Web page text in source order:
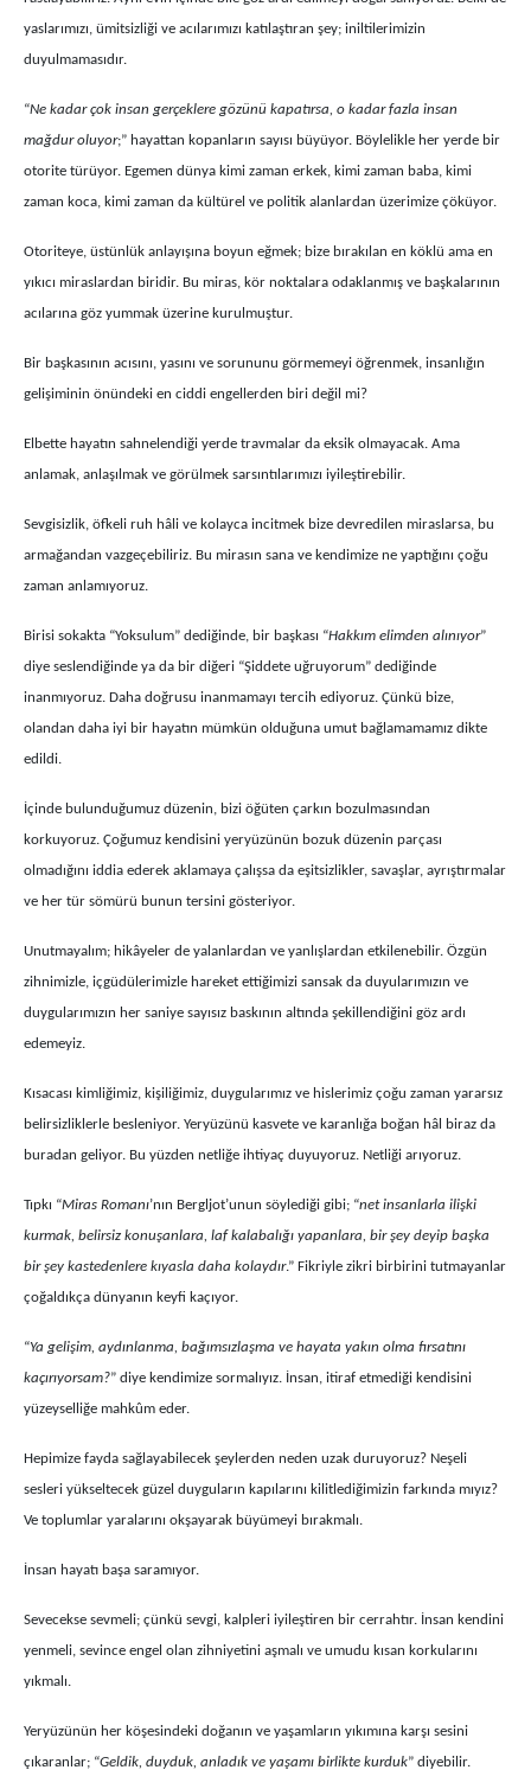
yaslarımızı, ümitsizliği ve acılarımızı katılaştıran şey; iniltilerimizin
duyulmamasıdır.
“Ne kadar çok insan gerçeklere gözünü kapatırsa, o kadar fazla insan
mağdur oluyor;” hayattan kopanların sayısı büyüyor. Böylelikle her yerde bir
otorite türüyor. Egemen dünya kimi zaman erkek, kimi zaman baba, kimi
zaman koca, kimi zaman da kültürel ve politik alanlardan üzerimize çöküyor.
Otoriteye, üstünlük anlayışına boyun eğmek; bize bırakılan en köklü ama en
yıkıcı miraslardan biridir. Bu miras, kör noktalara odaklanmış ve başkalarının
acılarına göz yummak üzerine kurulmuştur.
Bir başkasının acısını, yasını ve sorununu görmemeyi öğrenmek, insanlığın
gelişiminin önündeki en ciddi engellerden biri değil mi?
Elbette hayatın sahnelendiği yerde travmalar da eksik olmayacak. Ama
anlamak, anlaşılmak ve görülmek sarsıntılarımızı iyileştirebilir.
Sevgisizlik, öfkeli ruh hâli ve kolayca incitmek bize devredilen miraslarsa, bu
armağandan vazgeçebiliriz. Bu mirasın sana ve kendimize ne yaptığını çoğu
zaman anlamıyoruz.
Birisi sokakta “Yoksulum” dediğinde, bir başkası “Hakkım elimden alınıyor”
diye seslendiğinde ya da bir diğeri “Şiddete uğruyorum” dediğinde
inanmıyoruz. Daha doğrusu inanmamayı tercih ediyoruz. Çünkü bize,
olandan daha iyi bir hayatın mümkün olduğuna umut bağlamamamız dikte
edildi.
İçinde bulunduğumuz düzenin, bizi öğüten çarkın bozulmasından
korkuyoruz. Çoğumuz kendisini yeryüzünün bozuk düzenin parçası
olmadığını iddia ederek aklamaya çalışsa da eşitsizlikler, savaşlar, ayrıştırmalar
ve her tür sömürü bunun tersini gösteriyor.
Unutmayalım; hikâyeler de yalanlardan ve yanlışlardan etkilenebilir. Özgün
zihnimizle, içgüdülerimizle hareket ettiğimizi sansak da duyularımızın ve
duygularımızın her saniye sayısız baskının altında şekillendiğini göz ardı
edemeyiz.
Kısacası kimliğimiz, kişiliğimiz, duygularımız ve hislerimiz çoğu zaman yararsız
belirsizliklerle besleniyor. Yeryüzünü kasvete ve karanlığa boğan hâl biraz da
buradan geliyor. Bu yüzden netliğe ihtiyaç duyuyoruz. Netliği arıyoruz.
Tıpkı “Miras Romanı’nın Bergljot’unun söylediği gibi; “net insanlarla ilişki
kurmak, belirsiz konuşanlara, laf kalabalığı yapanlara, bir şey deyip başka
bir şey kastedenlere kıyasla daha kolaydır.” Fikriyle zikri birbirini tutmayanlar
çoğaldıkça dünyanın keyfi kaçıyor.
“Ya gelişim, aydınlanma, bağımsızlaşma ve hayata yakın olma fırsatını
kaçırıyorsam?” diye kendimize sormalıyız. İnsan, itiraf etmediği kendisini
yüzeyselliğe mahkûm eder.
Hepimize fayda sağlayabilecek şeylerden neden uzak duruyoruz? Neşeli
sesleri yükseltecek güzel duyguların kapılarını kilitlediğimizin farkında mıyız?
Ve toplumlar yaralarını okşayarak büyümeyi bırakmalı.
İnsan hayatı başa saramıyor.
Sevecekse sevmeli; çünkü sevgi, kalpleri iyileştiren bir cerrahtır. İnsan kendini
yenmeli, sevince engel olan zihniyetini aşmalı ve umudu kısan korkularını
yıkmalı.
Yeryüzünün her köşesindeki doğanın ve yaşamların yıkımına karşı sesini
çıkaranlar; “Geldik, duyduk, anladık ve yaşamı birlikte kurduk” diyebilir.